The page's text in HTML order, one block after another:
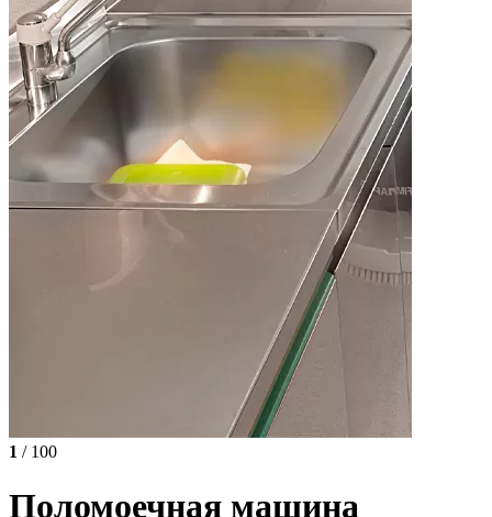
1 / 100
Поломоечная машина